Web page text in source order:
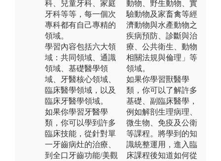
科、兒童牙科、家庭
牙科等等，每一個次
專科都有自己專精的
領域。
學習內容包括六大領
域：共同領域、通識
領域、基礎醫學領
域、牙醫核心領域、
臨床醫學領域，以及
臨床牙醫學領域。
如果你學習牙醫學
類，你可以學到許多
臨床技能，從針對單
一牙齒病灶的治療、
到全口牙齒功能/美觀
動物、野生動物、實
驗動物及家畜禽等經
濟動物與水產動物之
疾病預防、診斷與治
療、公共衛生、動物
相關法規與倫理」等
領域。
如果你學習獸醫學
類，你可以了解許多
基礎、副臨床醫學，
例如解剖生理病理、
微生物、免疫及公衛
等課程。將學到的知
識統整運用，進入臨
床課程後知道如何從